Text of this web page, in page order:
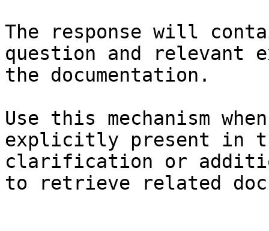
The response will
question and relevant
the documentation.
Use this mechanism
explicitly present in
clarification or